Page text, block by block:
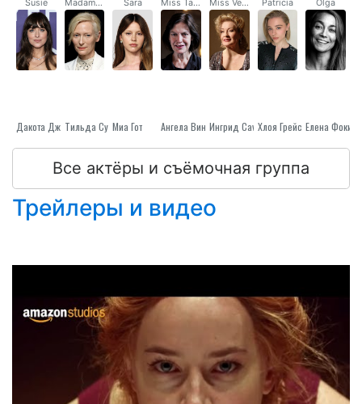
Susie
Дакота Джонсон
Madame Blanc / Dr. Klemperer / Helena Markos
Тильда Суинтон
Sara
Миа Гот
Miss Tanner
Ангела Винклер
Miss Vendegast
Ингрид Caven
Patricia
Хлоя Грейс Морец
Olga
Елена Фокина
Все актёры и съёмочная группа
Трейлеры и видео